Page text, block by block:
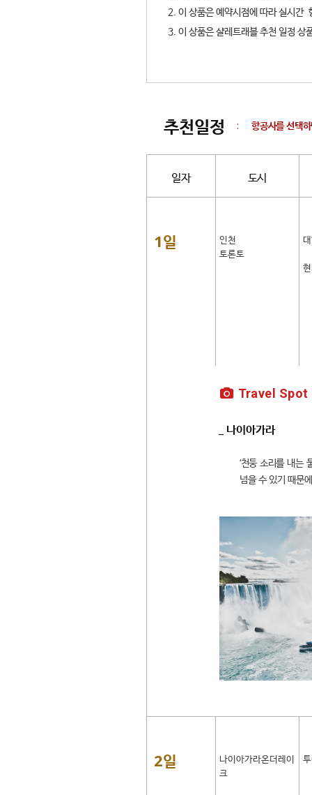
2. 이 상품은 예약시점에 따라 실시간
3. 이 상품은 샬레트래블 추천 일정 상
추천일정 : 항공사를 선택
일자 도시
1일
인천
토론토
Travel Spot
_ 나이아가라
‘천둥 소리를 내는
넘을 수 있기 때문
2일
나이아가라온더레이
크